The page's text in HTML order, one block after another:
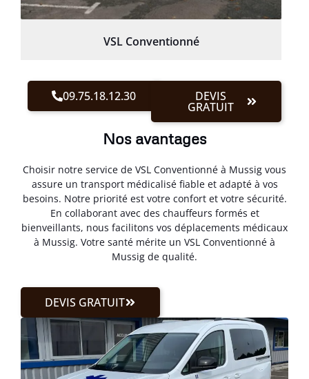
VSL Conventionné
09.75.18.12.30 DEVIS
GRATUIT
Nos avantages
Choisir notre service de VSL Conventionné à Mussig vous
assure un transport médicalisé fiable et adapté à vos
besoins. Notre priorité est votre confort et votre sécurité.
En collaborant avec des chauffeurs formés et
bienveillants, nous facilitons vos déplacements médicaux
à Mussig. Votre santé mérite un VSL Conventionné à
Mussig de qualité.
DEVIS GRATUIT